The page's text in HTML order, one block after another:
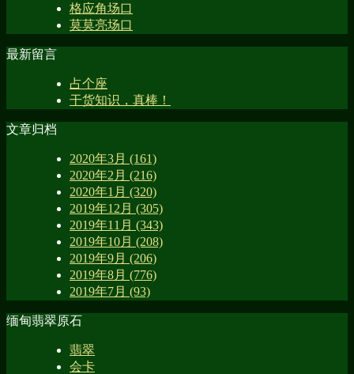
格应角场口
莫莫亮场口
最新留言
占个座
干货知识，真棒！
文章归档
2020年3月 (161)
2020年2月 (216)
2020年1月 (320)
2019年12月 (305)
2019年11月 (343)
2019年10月 (208)
2019年9月 (206)
2019年8月 (776)
2019年7月 (93)
缅甸翡翠原石
翡翠
会卡